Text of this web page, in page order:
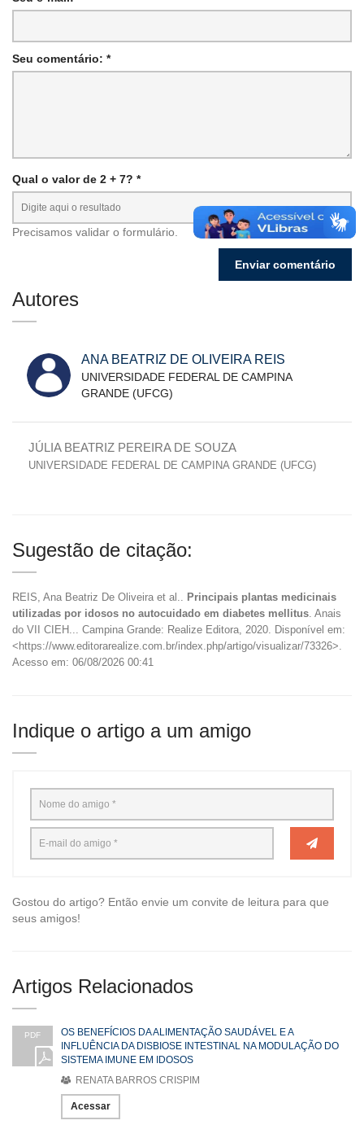
Seu comentário: *
Qual o valor de 2 + 7? *
Precisamos validar o formulário.
Autores
ANA BEATRIZ DE OLIVEIRA REIS
UNIVERSIDADE FEDERAL DE CAMPINA
GRANDE (UFCG)
JÚLIA BEATRIZ PEREIRA DE SOUZA
UNIVERSIDADE FEDERAL DE CAMPINA GRANDE (UFCG)
Sugestão de citação:
REIS, Ana Beatriz De Oliveira et al.. Principais plantas medicinais
utilizadas por idosos no autocuidado em diabetes mellitus . Anais
do VII CIEH... Campina Grande: Realize Editora, 2020. Disponível em:
<https://www.editorarealize.com.br/index.php/artigo/visualizar/73326>.
Acesso em: 06/08/2026 00:41
Indique o artigo a um amigo
Gostou do artigo? Então envie um convite de leitura para que
seus amigos!
Artigos Relacionados
PDF
OS BENEFÍCIOS DA ALIMENTAÇÃO SAUDÁVEL E A
INFLUÊNCIA DA DISBIOSE INTESTINAL NA MODULAÇÃO DO
SISTEMA IMUNE EM IDOSOS
RENATA BARROS CRISPIM
Acessar